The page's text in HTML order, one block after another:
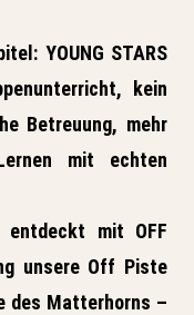
YOUNG STARS
kein
Betreuung, mehr
mit echten
entdeckt mit OFF
unsere Off Piste
des Matterhorns –